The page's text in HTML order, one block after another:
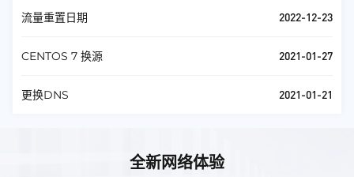
流量重置日期 2022-12-23
CENTOS 7 换源 2021-01-27
更换DNS 2021-01-21
全新网络体验